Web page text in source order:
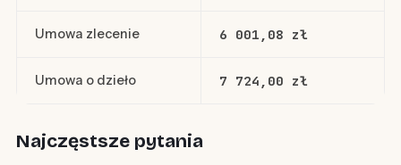
Umowa zlecenie 6 001,08 zł
Umowa o dzieło 7 724,00 zł
Najczęstsze pytania